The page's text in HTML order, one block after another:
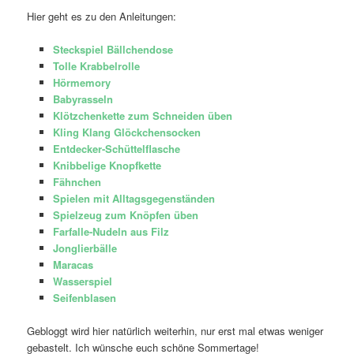
Hier geht es zu den Anleitungen:
Steckspiel Bällchendose
Tolle Krabbelrolle
Hörmemory
Babyrasseln
Klötzchenkette zum Schneiden üben
Kling Klang Glöckchensocken
Entdecker-Schüttelflasche
Knibbelige Knopfkette
Fähnchen
Spielen mit Alltagsgegenständen
Spielzeug zum Knöpfen üben
Farfalle-Nudeln aus Filz
Jonglierbälle
Maracas
Wasserspiel
Seifenblasen
Gebloggt wird hier natürlich weiterhin, nur erst mal etwas weniger
gebastelt. Ich wünsche euch schöne Sommertage!